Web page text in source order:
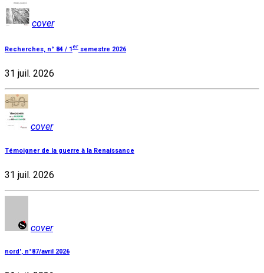
cover
Recherches, n° 84 / 1er semestre 2026
31 juil. 2026
cover
Témoigner de la guerre à la Renaissance
31 juil. 2026
cover
nord', n°87/avril 2026